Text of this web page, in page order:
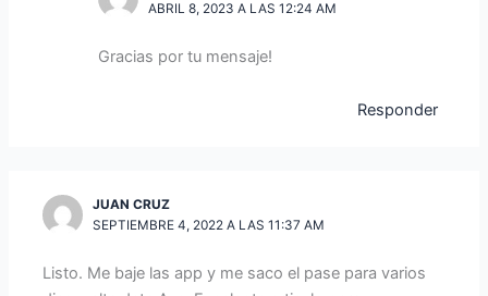
ABRIL 8, 2023 A LAS 12:24 AM
Gracias por tu mensaje!
Responder
JUAN CRUZ
SEPTIEMBRE 4, 2022 A LAS 11:37 AM
Listo. Me baje las app y me saco el pase para varios